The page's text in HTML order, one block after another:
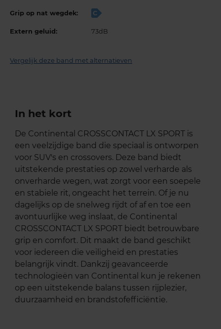
Grip op nat wegdek: C
Extern geluid: 73dB
Vergelijk deze band met alternatieven
In het kort
De Continental CROSSCONTACT LX SPORT is
een veelzijdige band die speciaal is ontworpen
voor SUV's en crossovers. Deze band biedt
uitstekende prestaties op zowel verharde als
onverharde wegen, wat zorgt voor een soepele
en stabiele rit, ongeacht het terrein. Of je nu
dagelijks op de snelweg rijdt of af en toe een
avontuurlijke weg inslaat, de Continental
CROSSCONTACT LX SPORT biedt betrouwbare
grip en comfort. Dit maakt de band geschikt
voor iedereen die veiligheid en prestaties
belangrijk vindt. Dankzij geavanceerde
technologieën van Continental kun je rekenen
op een uitstekende balans tussen rijplezier,
duurzaamheid en brandstofefficiëntie.